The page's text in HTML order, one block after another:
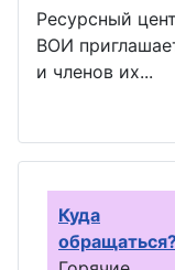
Ресурсный
ВОИ
и членов их...
Куда